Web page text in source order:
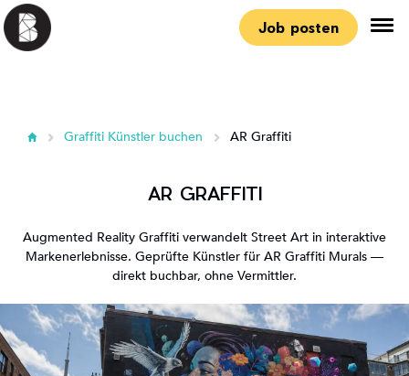
Job posten
Graffiti Künstler buchen AR Graffiti
AR GRAFFITI
Augmented Reality Graffiti verwandelt Street Art in interaktive
Markenerlebnisse. Geprüfte Künstler für AR Graffiti Murals —
direkt buchbar, ohne Vermittler.